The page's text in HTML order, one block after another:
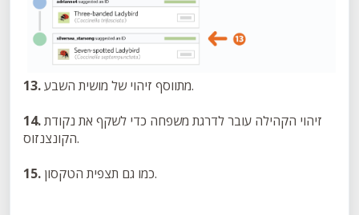
13.
מתווסף זיהוי של מושית השבע.
14.
הקונצנזוס.
15.
כמו גם תצפית הטקסון.